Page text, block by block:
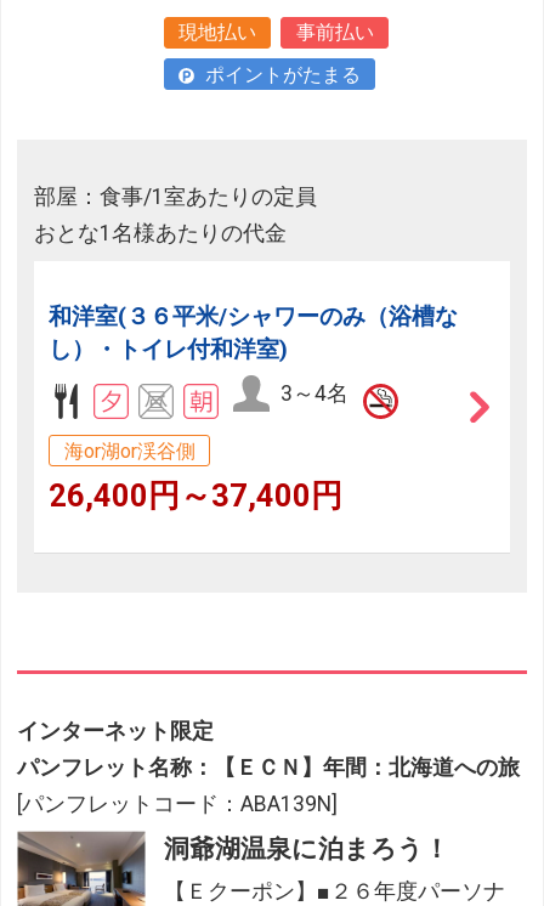
現地払い
事前払い
ポイントがたまる
部屋：食事/1室あたりの定員
おとな1名様あたりの代金
和洋室(３６平米/シャワーのみ（浴槽な
し）・トイレ付和洋室)
3～4名
海or湖or渓谷側
26,400円～37,400円
インターネット限定
パンフレット名称：【ＥＣＮ】年間：北海道への旅
[パンフレットコード：ABA139N]
洞爺湖温泉に泊まろう！
【Ｅクーポン】■２６年度パーソナ